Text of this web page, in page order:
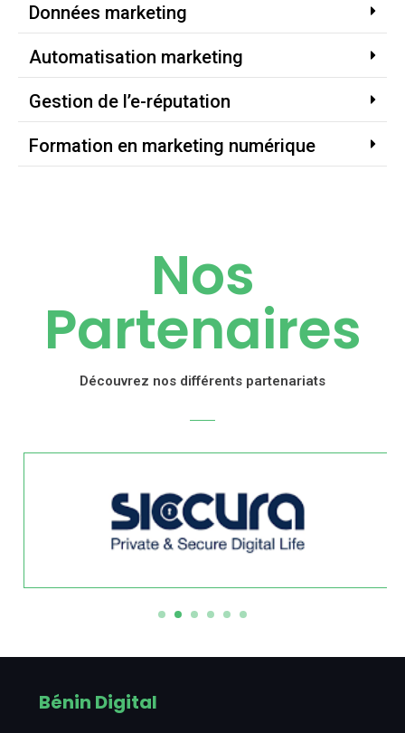
Données marketing
Automatisation marketing
Gestion de l’e-réputation
Formation en marketing numérique
Nos
Partenaires
Découvrez nos différents partenariats
Bénin Digital